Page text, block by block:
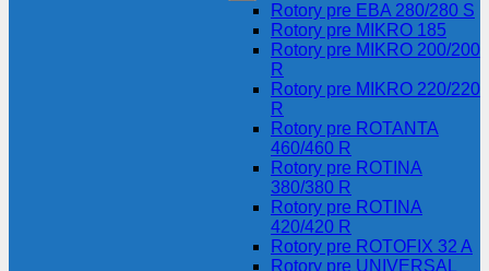
Rotory pre EBA 280/280 S
Rotory pre MIKRO 185
Rotory pre MIKRO 200/200
R
Rotory pre MIKRO 220/220
R
Rotory pre ROTANTA
460/460 R
Rotory pre ROTINA
380/380 R
Rotory pre ROTINA
420/420 R
Rotory pre ROTOFIX 32 A
Rotory pre UNIVERSAL